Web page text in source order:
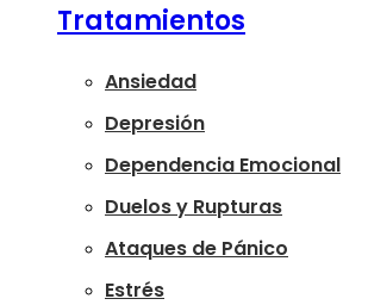
Tratamientos
Ansiedad
Depresión
Dependencia Emocional
Duelos y Rupturas
Ataques de Pánico
Estrés